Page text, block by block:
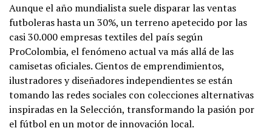
Aunque el año mundialista suele disparar las ventas
futboleras hasta un 30%, un terreno apetecido por las
casi 30.000 empresas textiles del país según
ProColombia, el fenómeno actual va más allá de las
camisetas oficiales. Cientos de emprendimientos,
ilustradores y diseñadores independientes se están
tomando las redes sociales con colecciones alternativas
inspiradas en la Selección, transformando la pasión por
el fútbol en un motor de innovación local.